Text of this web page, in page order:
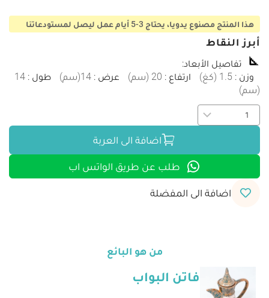
هذا المنتج مصنوع يدويا، يحتاج 3-5 أيام عمل ليصل لمستودعاتنا
أبرز النقاط
تفاصيل الأبعاد:
وزن :
1.5
(كغ) ارتفاع :
20
(سم) عرض :
14
(سم) طول :
14
(سم)
اضافة الى العربة
طلب عن طريق الواتس اب
اضافة الى المفضلة
من هو البائع
فاتن البواب